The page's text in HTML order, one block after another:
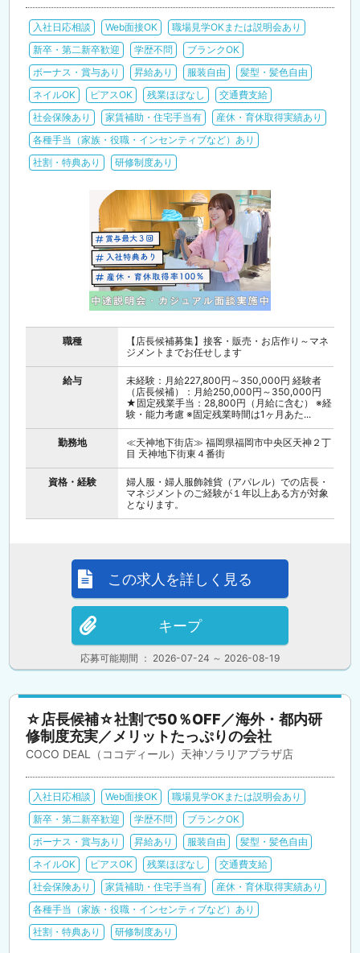
入社日応相談 Web面接OK
職場見学OKまたは説明会あり
新卒・第二新卒歓迎
学歴不問
ブランクOK
ボーナス・賞与あり
昇給あり 服装自由
髪型・髪色自由
ネイルOK
ピアスOK 残業ほぼなし
交通費支給
社会保険あり
家賃補助・住宅手当有
産休・育休取得実績あり
各種手当（家族・役職・インセンティブなど）あり
社割・特典あり
研修制度あり
職種
【店長候補募集】接客・販売・お店作り～マネ
ジメントまでお任せします
給与
未経験：月給227,800円～350,000円 経験者
（店長候補）：月給250,000円～350,000円
★固定残業手当：28,800円（月給に含む） ※経
験・能力考慮 ※固定残業時間は1ヶ月あた...
勤務地
≪天神地下街店≫ 福岡県福岡市中央区天神２丁
目 天神地下街東４番街
資格・経験
婦人服・婦人服飾雑貨（アパレル）での店長・
マネジメントのご経験が１年以上ある方が対象
となります。
応募可能期間 ： 2026-07-24 ～ 2026-08-19
この求人を詳しく見る
キープ
☆店長候補☆社割で50％OFF／海外・都内研
修制度充実／メリットたっぷりの会社
COCO DEAL（ココディール）天神ソラリアプラザ店
入社日応相談 Web面接OK
職場見学OKまたは説明会あり
新卒・第二新卒歓迎
学歴不問
ブランクOK
ボーナス・賞与あり
昇給あり 服装自由
髪型・髪色自由
ネイルOK
ピアスOK 残業ほぼなし
交通費支給
社会保険あり
家賃補助・住宅手当有
産休・育休取得実績あり
各種手当（家族・役職・インセンティブなど）あり
社割・特典あり
研修制度あり